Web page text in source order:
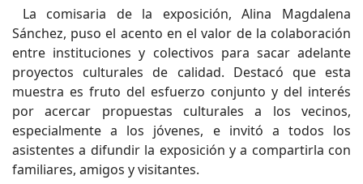
La comisaria de la exposición, Alina Magdalena
Sánchez, puso el acento en el valor de la colaboración
entre instituciones y colectivos para sacar adelante
proyectos culturales de calidad. Destacó que esta
muestra es fruto del esfuerzo conjunto y del interés
por acercar propuestas culturales a los vecinos,
especialmente a los jóvenes, e invitó a todos los
asistentes a difundir la exposición y a compartirla con
familiares, amigos y visitantes.